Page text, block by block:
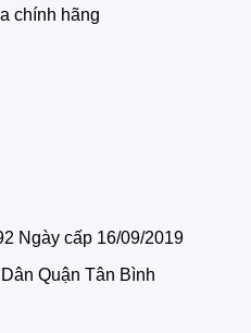
chính hãng
Ngày cấp 16/09/2019
Quận Tân Bình